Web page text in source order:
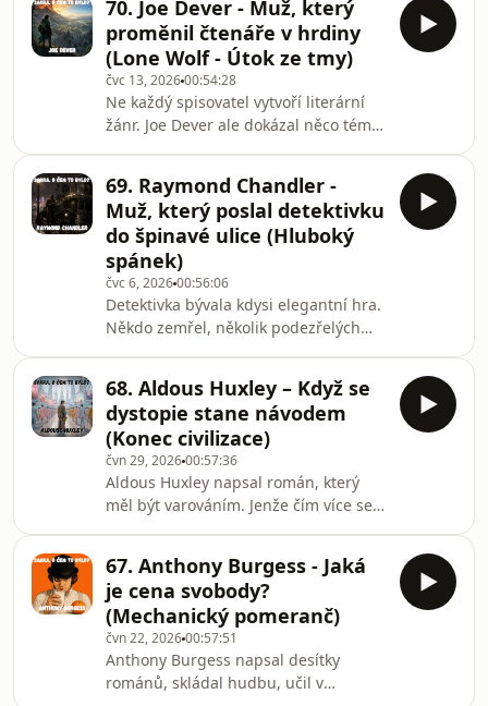
moderních thrillerů. V této epizodě se
podíváme na jeho život, rozporuplnou
osobnost i literární tvorbu, která se
soustředila na strach, manipulaci a
temná zákoutí lidské psychiky.Hlavní
část epizody je věnována románu
**Spalovač mrtvol**, jednomu z
vrcholů české liter
70. Joe Dever - Muž, který
proměnil čtenáře v hrdiny
(Lone Wolf - Útok ze tmy)
čvc 13, 202600:54:28
Ne každý spisovatel vytvoří literární
žánr. Joe Dever ale dokázal něco téměř
kostku a stali se součástí příběhu.
Jeho série Lone Wolf neboli Osamělý
vlk patří k nejslavnějším gamebookům
všech dob a pro mnoho lidí
představovala první vstupní bránu do
světa fantasy.V jubilejním
sedmdesátém dílu podcastu se
podíváme na Deverův život,
69. Raymond Chandler -
Muž, který poslal detektivku
do špinavé ulice (Hluboký
spánek)
čvc 6, 202600:56:06
Detektivka bývala kdysi elegantní hra.
Někdo zemřel, několik podezřelých
několika kapitol. Pak přišel Raymond
Chandler a rozhodl se, že skutečný
svět takhle nevypadá.V dnešním díle
se podíváme na život autora, který
začal psát až po čtyřicítce poté, co
přišel o dobře placenou práci kvůli
alkoholu a vlastním špatným
rozhodnutím. Projdem
68. Aldous Huxley – Když se
dystopie stane návodem
(Konec civilizace)
čvn 29, 202600:57:36
Aldous Huxley napsal román, který
měl být varováním. Jenže čím více se
tomto díle se podíváme na život
britského spisovatele, filozofa a
neúnavného kritika moderní civilizace,
který vyrůstal mezi vědci, téměř
oslepl, stal se literární hvězdou a
nakonec začal hledat odpovědi i za
67. Anthony Burgess - Jaká
je cena svobody?
(Mechanický pomeranč)
čvn 22, 202600:57:51
Anthony Burgess napsal desítky
románů, skládal hudbu, učil v